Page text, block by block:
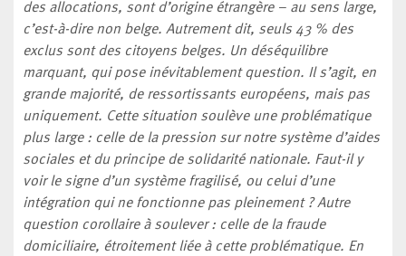
des allocations, sont d’origine étrangère – au sens large,
c’est-à-dire non belge. Autrement dit, seuls 43 % des
exclus sont des citoyens belges. Un déséquilibre
marquant, qui pose inévitablement question. Il s’agit, en
grande majorité, de ressortissants européens, mais pas
uniquement. Cette situation soulève une problématique
plus large : celle de la pression sur notre système d’aides
sociales et du principe de solidarité nationale. Faut-il y
voir le signe d’un système fragilisé, ou celui d’une
intégration qui ne fonctionne pas pleinement ? Autre
question corollaire à soulever : celle de la fraude
domiciliaire, étroitement liée à cette problématique. En